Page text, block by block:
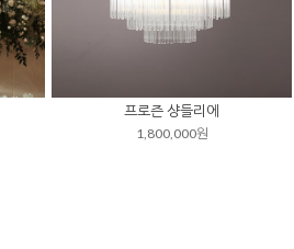
프로즌 샹들리에
1,800,000원